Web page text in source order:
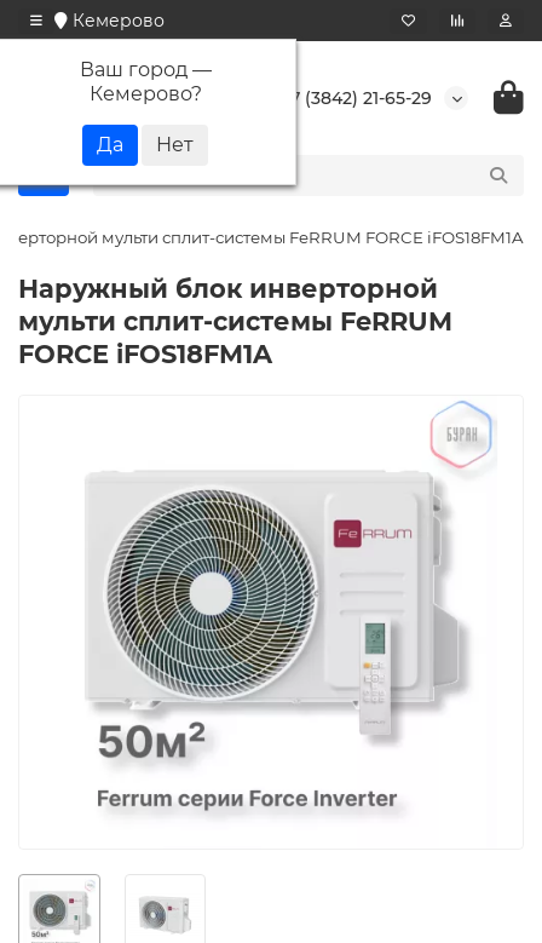
Кемерово
Ваш город —
Кемерово? +7 (3842) 21-65-29
мульти сплит-системы FeRRUM FORCE iFOS18FM1A
Наружный блок инверторной
мульти сплит-системы FeRRUM
FORCE iFOS18FM1A